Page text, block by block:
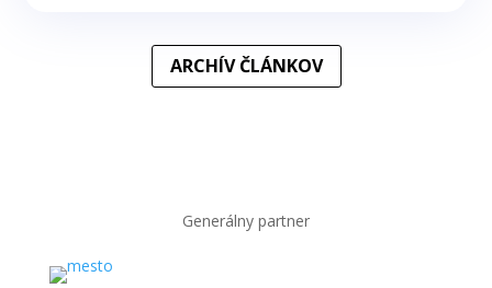
ARCHÍV ČLÁNKOV
Generálny partner